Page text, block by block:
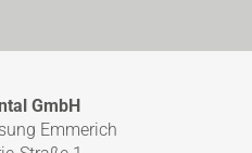
GmbH
Emmerich